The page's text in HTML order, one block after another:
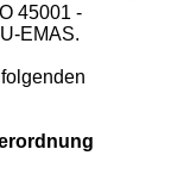
45001 -
EMAS.